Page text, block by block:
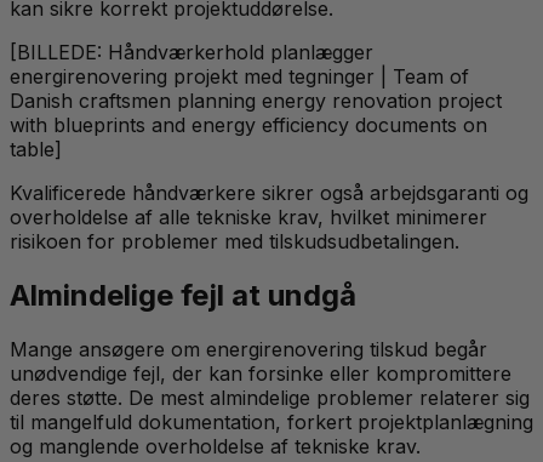
kan sikre korrekt projektuddørelse.
[BILLEDE: Håndværkerhold planlægger
energirenovering projekt med tegninger | Team of
Danish craftsmen planning energy renovation project
with blueprints and energy efficiency documents on
table]
Kvalificerede håndværkere sikrer også arbejdsgaranti og
overholdelse af alle tekniske krav, hvilket minimerer
risikoen for problemer med tilskudsudbetalingen.
Almindelige fejl at undgå
Mange ansøgere om energirenovering tilskud begår
unødvendige fejl, der kan forsinke eller kompromittere
deres støtte. De mest almindelige problemer relaterer sig
til mangelfuld dokumentation, forkert projektplanlægning
og manglende overholdelse af tekniske krav.